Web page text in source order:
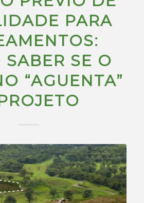
PARA
SABER SE O
“AGUENTA”